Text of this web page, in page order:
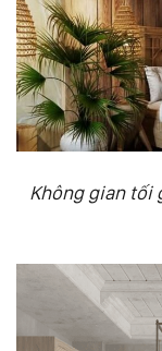
Không gian tối